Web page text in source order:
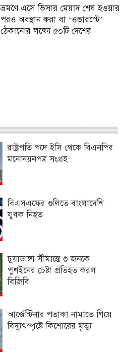
ভ্রমণে এসে ভিসার মেয়াদ শেষ হওয়ার
পরও অবস্থান করা বা ‘ওভারস্টে’
ঠেকানোর লক্ষ্যে ৫০টি দেশের
রাষ্ট্রপতি পদে ইসি থেকে বিএনপির
মনোনয়নপত্র সংগ্রহ
বিএসএফের গুলিতে বাংলাদেশি
যুবক নিহত
চুয়াডাঙ্গা সীমান্তে ৩ জনকে
পুশইনের চেষ্টা প্রতিহত করল
বিজিবি
আর্জেন্টিনার পতাকা নামাতে গিয়ে
বিদ্যুৎস্পৃষ্টে কিশোরের মৃত্যু